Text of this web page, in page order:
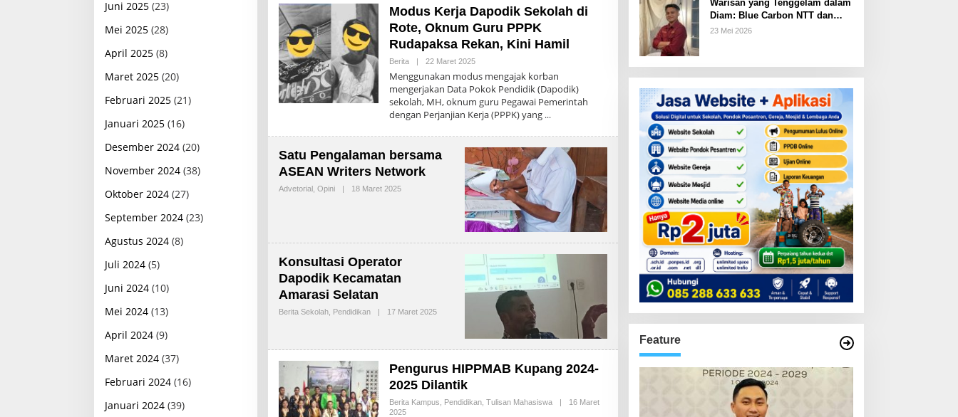
Juni 2025 (23)
Mei 2025 (28)
April 2025 (8)
Maret 2025 (20)
Februari 2025 (21)
Januari 2025 (16)
Desember 2024 (20)
November 2024 (38)
Oktober 2024 (27)
September 2024 (23)
Agustus 2024 (8)
Juli 2024 (5)
Juni 2024 (10)
Mei 2024 (13)
April 2024 (9)
Maret 2024 (37)
Februari 2024 (16)
Januari 2024 (39)
O
Modus Kerja Dapodik Sekolah di
Rote, Oknum Guru PPPK
Rudapaksa Rekan, Kini Hamil
Berita 22 Maret 2025O
E
H
N
S
Menggunakan modus mengajak korban
mengerjakan Data Pokok Pendidik (Dapodik)
sekolah, MH, oknum guru Pegawai Pemerintah
dengan Perjanjian Kerja (PPPK) yang
Satu Pengalaman bersama
ASEAN Writers Network
Advetorial Opini 18 Maret 2025O
O
S
I
Konsultasi Operator
Dapodik Kecamatan
Amarasi Selatan
Berita Sekolah, Pendidikan | 17 Maret 2025O
H
R
O
N
I
Pengurus HIPPMAB Kupang 2024-
2025 Dilantik
Berita Kampus Pendidikan, Tulisan Mahasiswa |
16 Maret
2025O
Warisan yang Tenggelam dalam
Diam: Blue Carbon NTT dan
Janji Ekonomi yang Belum
23 Mei 2026
Feature